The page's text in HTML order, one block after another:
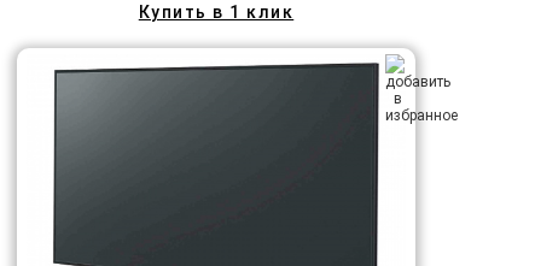
Купить в 1 клик